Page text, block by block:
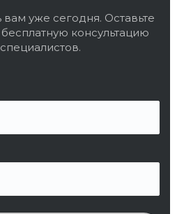
уже сегодня. Оставьте
бесплатную консультацию